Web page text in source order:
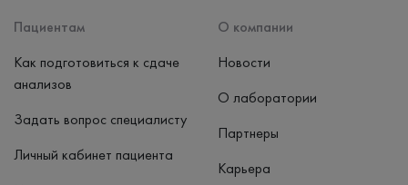
Пациентам
Как подготовиться к сдаче
анализов
Задать вопрос специалисту
Личный кабинет пациента
О компании
Новости
О лаборатории
Партнеры
Карьера